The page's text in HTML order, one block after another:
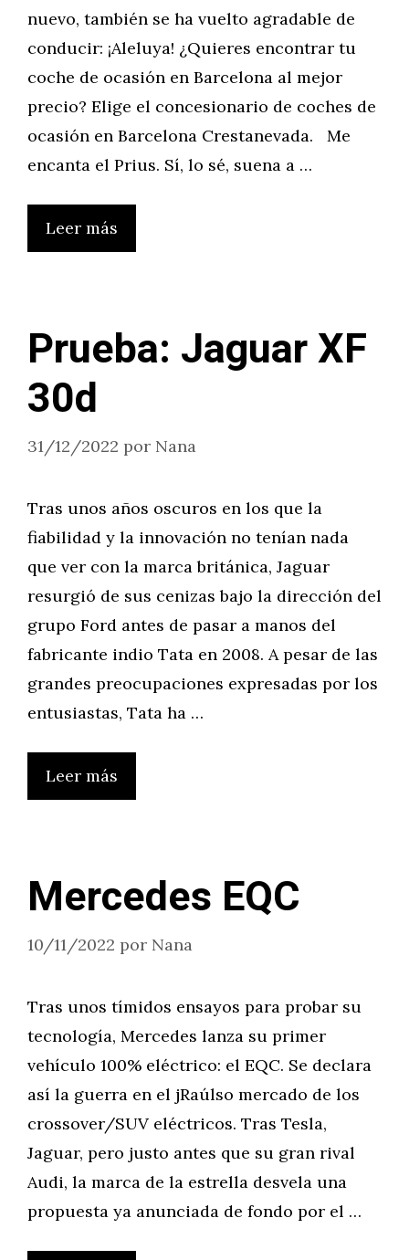
nuevo, también se ha vuelto agradable de
conducir: ¡Aleluya! ¿Quieres encontrar tu
coche de ocasión en Barcelona al mejor
precio? Elige el concesionario de coches de
ocasión en Barcelona Crestanevada. Me
encanta el Prius. Sí, lo sé, suena a …
Leer más
Prueba: Jaguar XF
30d
31/12/2022 por Nana
Tras unos años oscuros en los que la
fiabilidad y la innovación no tenían nada
que ver con la marca británica, Jaguar
resurgió de sus cenizas bajo la dirección del
grupo Ford antes de pasar a manos del
fabricante indio Tata en 2008. A pesar de las
grandes preocupaciones expresadas por los
entusiastas, Tata ha …
Leer más
Mercedes EQC
10/11/2022 por Nana
Tras unos tímidos ensayos para probar su
tecnología, Mercedes lanza su primer
vehículo 100% eléctrico: el EQC. Se declara
así la guerra en el jRaúlso mercado de los
crossover/SUV eléctricos. Tras Tesla,
Jaguar, pero justo antes que su gran rival
Audi, la marca de la estrella desvela una
propuesta ya anunciada de fondo por el …